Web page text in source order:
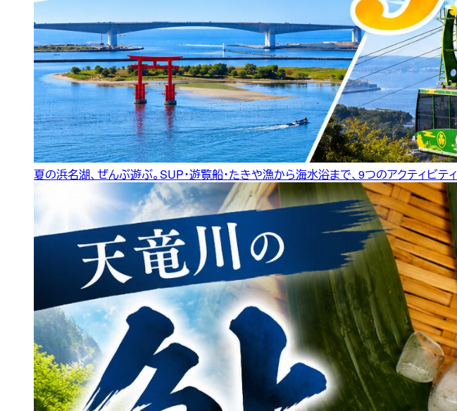
夏の浜名湖、ぜんぶ遊ぶ。SUP・遊覧船・たきや漁から海水浴まで、9つのアクティビティ